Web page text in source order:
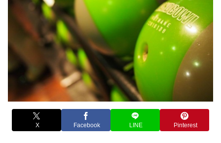
X Facebook LINE Pinterest